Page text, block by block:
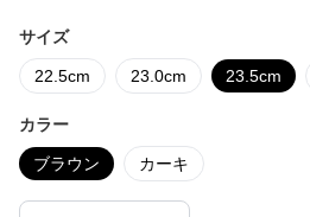
サイズ
22.5cm 23.0cm 23.5cm
カラー
ブラウン カーキ